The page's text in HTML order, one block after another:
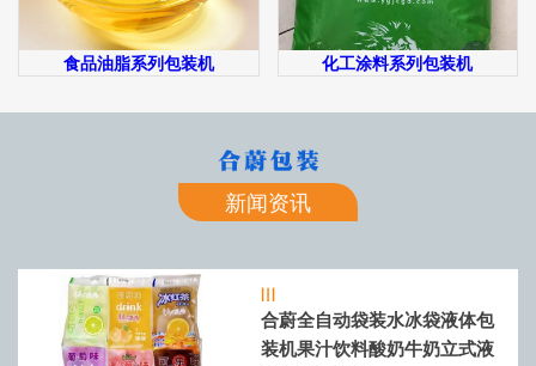
食品油脂系列包装机 化工涂料系列包装机
新闻资讯
合蔚全自动袋装水冰袋液体包
装机果汁饮料酸奶牛奶立式液